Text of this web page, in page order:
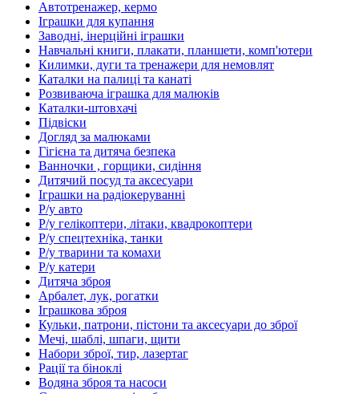
Автотренажер, кермо
Іграшки для купання
Заводні, інерційні іграшки
Навчальні книги, плакати, планшети, комп'ютери
Килимки, дуги та тренажери для немовлят
Каталки на палиці та канаті
Розвиваюча іграшка для малюків
Каталки-штовхачі
Підвіски
Догляд за малюками
Гігієна та дитяча безпека
Ванночки , горщики, сидіння
Дитячий посуд та аксесуари
Іграшки на радіокеруванні
Р/у авто
Р/у гелікоптери, літаки, квадрокоптери
Р/у спецтехніка, танки
Р/у тварини та комахи
Р/у катери
Дитяча зброя
Арбалет, лук, рогатки
Іграшкова зброя
Кульки, патрони, пістони та аксесуари до зброї
Мечі, шаблі, шпаги, щити
Набори зброї, тир, лазертаг
Рації та біноклі
Водяна зброя та насоси